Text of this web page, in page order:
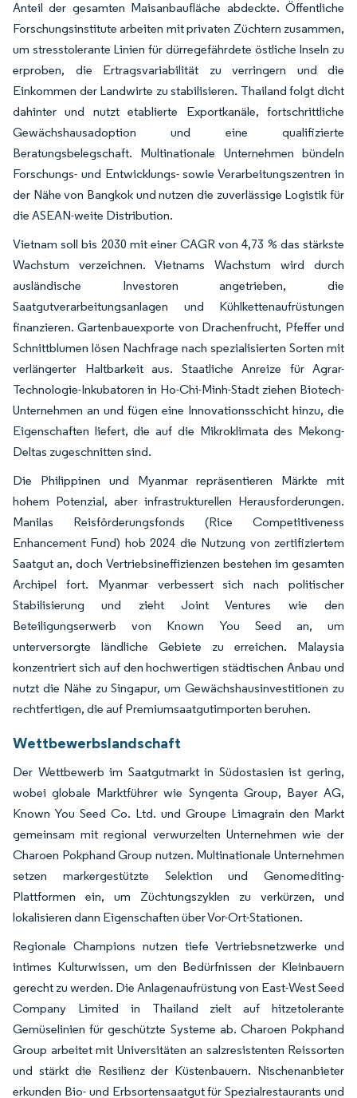
Anteil der gesamten Maisanbaufläche abdeckte. Öffentliche
Forschungsinstitute arbeiten mit privaten Züchtern zusammen,
um stresstolerante Linien für dürregefährdete östliche Inseln zu
erproben, die Ertragsvariabilität zu verringern und die
Einkommen der Landwirte zu stabilisieren. Thailand folgt dicht
dahinter und nutzt etablierte Exportkanäle, fortschrittliche
Gewächshausadoption und eine qualifizierte
Beratungsbelegschaft. Multinationale Unternehmen bündeln
Forschungs- und Entwicklungs- sowie Verarbeitungszentren in
der Nähe von Bangkok und nutzen die zuverlässige Logistik für
die ASEAN-weite Distribution.
Vietnam soll bis 2030 mit einer CAGR von 4,73 % das stärkste
Wachstum verzeichnen. Vietnams Wachstum wird durch
ausländische Investoren angetrieben, die
Saatgutverarbeitungsanlagen und Kühlkettenaufrüstungen
finanzieren. Gartenbauexporte von Drachenfrucht, Pfeffer und
Schnittblumen lösen Nachfrage nach spezialisierten Sorten mit
verlängerter Haltbarkeit aus. Staatliche Anreize für Agrar-
Technologie-Inkubatoren in Ho-Chi-Minh-Stadt ziehen Biotech-
Unternehmen an und fügen eine Innovationsschicht hinzu, die
Eigenschaften liefert, die auf die Mikroklimata des Mekong-
Deltas zugeschnitten sind.
Die Philippinen und Myanmar repräsentieren Märkte mit
hohem Potenzial, aber infrastrukturellen Herausforderungen.
Manilas Reisförderungsfonds (Rice Competitiveness
Enhancement Fund) hob 2024 die Nutzung von zertifiziertem
Saatgut an, doch Vertriebsineffizienzen bestehen im gesamten
Archipel fort. Myanmar verbessert sich nach politischer
Stabilisierung und zieht Joint Ventures wie den
Beteiligungserwerb von Known You Seed an, um
unterversorgte ländliche Gebiete zu erreichen. Malaysia
konzentriert sich auf den hochwertigen städtischen Anbau und
nutzt die Nähe zu Singapur, um Gewächshausinvestitionen zu
rechtfertigen, die auf Premiumsaatgutimporten beruhen.
Wettbewerbslandschaft
Der Wettbewerb im Saatgutmarkt in Südostasien ist gering,
wobei globale Marktführer wie Syngenta Group, Bayer AG,
Known You Seed Co. Ltd. und Groupe Limagrain den Markt
gemeinsam mit regional verwurzelten Unternehmen wie der
Charoen Pokphand Group nutzen. Multinationale Unternehmen
setzen markergestützte Selektion und Genomediting-
Plattformen ein, um Züchtungszyklen zu verkürzen, und
lokalisieren dann Eigenschaften über Vor-Ort-Stationen.
Regionale Champions nutzen tiefe Vertriebsnetzwerke und
intimes Kulturwissen, um den Bedürfnissen der Kleinbauern
gerecht zu werden. Die Anlagenaufrüstung von East-West Seed
Company Limited in Thailand zielt auf hitzetolerante
Gemüselinien für geschützte Systeme ab. Charoen Pokphand
Group arbeitet mit Universitäten an salzresistenten Reissorten
und stärkt die Resilienz der Küstenbauern. Nischenanbieter
erkunden Bio- und Erbsortensaatgut für Spezialrestaurants und